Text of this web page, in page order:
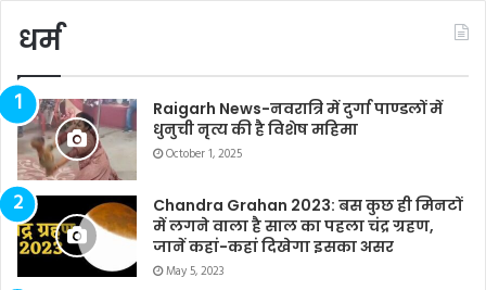
धर्म
Raigarh News-नवरात्रि में दुर्गा पाण्डलों में
धुनुची नृत्य की है विशेष महिमा
October 1, 2025
Chandra Grahan 2023: बस कुछ ही मिनटों
में लगने वाला है साल का पहला चंद्र ग्रहण,
जानें कहां-कहां दिखेगा इसका असर
May 5, 2023